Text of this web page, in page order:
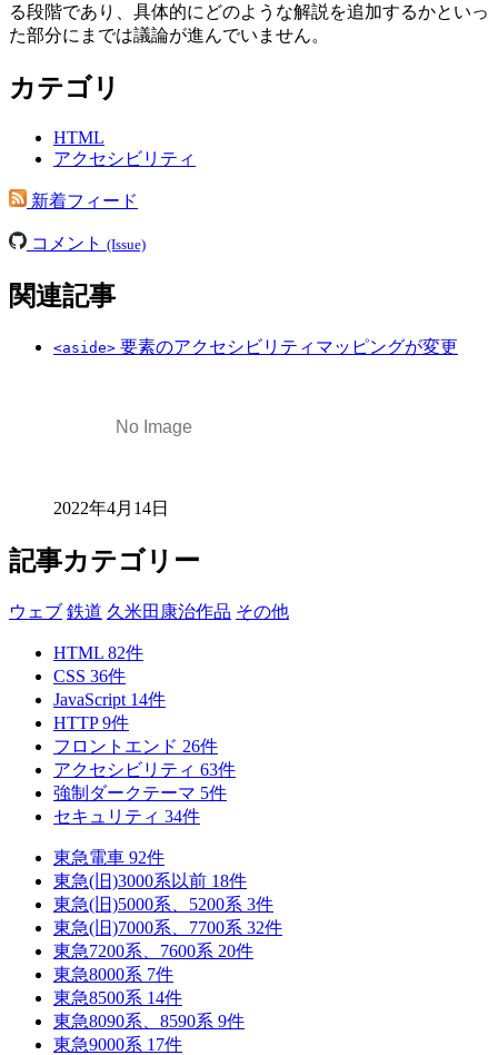
る段階であり、具体的にどのような解説を追加するかといっ
た部分にまでは議論が進んでいません。
カテゴリ
HTML
アクセシビリティ
新着フィード
コメント (Issue)
関連記事
<aside> 要素のアクセシビリティマッピングが変更
2022年4月14日
記事カテゴリー
ウェブ 鉄道 久米田康治作品 その他
HTML 82件
CSS 36件
JavaScript 14件
HTTP9件
フロントエンド 26件
アクセシビリティ 63件
強制ダークテーマ 5件
セキュリティ 34件
東急電車 92件
東急(旧)3000系以前 18件
東急(旧)5000系、5200系 3件
東急(旧)7000系、7700系 32件
東急7200系、7600系 20件
東急8000系 7件
東急8500系 14件
東急8090系、8590系 9件
東急9000系 17件